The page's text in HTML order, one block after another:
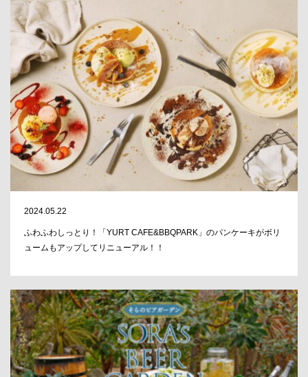
2024.05.22
ふわふわしっとり！「YURT CAFE&BBQPARK」のパンケーキがボリ
ュームもアップしてリニューアル！！